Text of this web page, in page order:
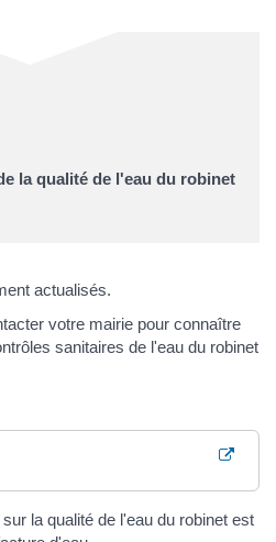
la qualité de l'eau du robinet
actualisés.
votre mairie pour connaître
sanitaires de l'eau du robinet
la qualité de l'eau du robinet est